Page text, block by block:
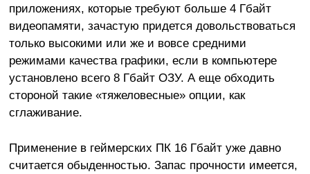
приложениях, которые требуют больше 4 Гбайт
видеопамяти, зачастую придется довольствоваться
только высокими или же и вовсе средними
режимами качества графики, если в компьютере
установлено всего 8 Гбайт ОЗУ. А еще обходить
стороной такие «тяжеловесные» опции, как
сглаживание.
Применение в геймерских ПК 16 Гбайт уже давно
считается обыденностью. Запас прочности имеется,